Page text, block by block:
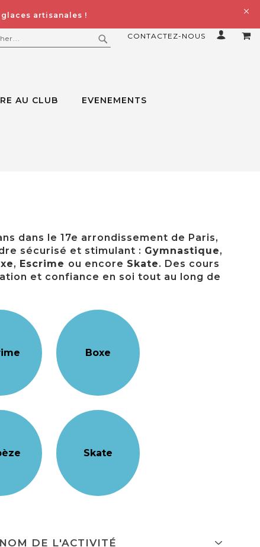
glaces artisanales !
CONTACTEZ-NOUS
AU CLUB EVENEMENTS
dans le 17e arrondissement de Paris,
sécurisé et stimulant : Gymnastique,
, Escrime ou encore Skate. Des cours
et confiance en soi tout au long de
Boxe
Skate